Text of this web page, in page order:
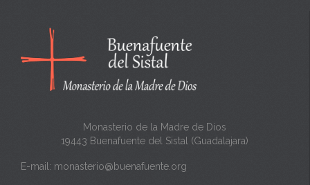
n
a
Monasterio de la Madre de Dios
19443 Buenafuente del Sistal (Guadalajara)
E-mail: monasterio@buenafuente.org